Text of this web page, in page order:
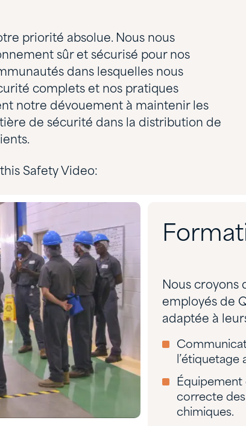
priorité absolue. Nous nous
sûr et sécurisé pour nos
dans lesquelles nous
complets et nos pratiques
notre dévouement à maintenir les
de sécurité dans la distribution de
Safety Video:
Nous croyons
employés de
adaptée à
Équipement
correcte
chimiques.